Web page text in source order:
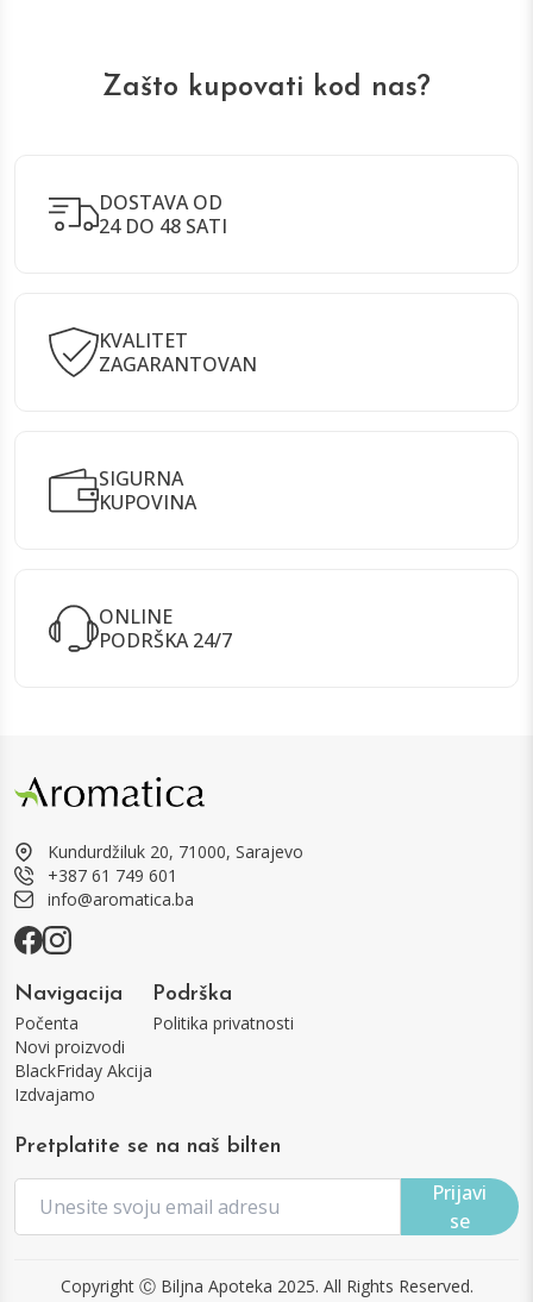
Zašto kupovati kod nas?
DOSTAVA OD
24 DO 48 SATI
KVALITET
ZAGARANTOVAN
SIGURNA
KUPOVINA
ONLINE
PODRŠKA 24/7
Kundurdžiluk 20, 71000, Sarajevo
+387 61 749 601
info@aromatica.ba
Navigacija
Počenta
Novi proizvodi
BlackFriday Akcija
Izdvajamo
Podrška
Politika privatnosti
Pretplatite se na naš bilten
Prijavi
se
Copyright Ⓒ Biljna Apoteka 2025. All Rights Reserved.